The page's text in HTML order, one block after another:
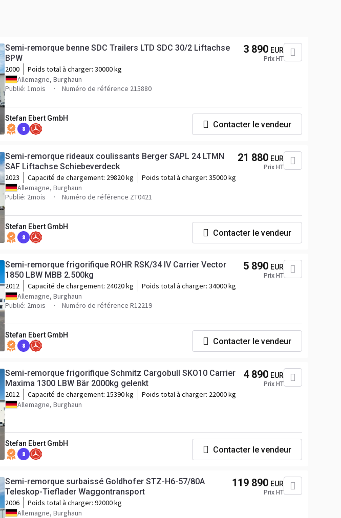
Semi-remorque benne SDC Trailers LTD SDC 30/2 Liftachse
BPW
2000 Poids total à charger: 30000 kg
Allemagne, Burghaun
Publié: 1mois
Numéro de référence 215880
3 890 EUR
Prix HT
Stefan Ebert GmbH
8 Contacter le vendeur
Semi-remorque rideaux coulissants Berger SAPL 24 LTMN
SAF Liftachse Schiebeverdeck
2023 Capacité de chargement: 29820 kg Poids total à charger: 35000 kg
Allemagne, Burghaun
Publié: 2mois
Numéro de référence ZT0421
21 880 EUR
Prix HT
Stefan Ebert GmbH
8 Contacter le vendeur
Semi-remorque frigorifique ROHR RSK/34 IV Carrier Vector
1850 LBW MBB 2.500kg
2012 Capacité de chargement: 24020 kg Poids total à charger: 34000 kg
Allemagne, Burghaun
Publié: 2mois
Numéro de référence R12219
5 890 EUR
Prix HT
Stefan Ebert GmbH
8 Contacter le vendeur
Semi-remorque frigorifique Schmitz Cargobull SKO10 Carrier
Maxima 1300 LBW Bär 2000kg gelenkt
2012 Capacité de chargement: 15390 kg Poids total à charger: 22000 kg
Allemagne, Burghaun
4 890 EUR
Prix HT
Stefan Ebert GmbH
8 Contacter le vendeur
Semi-remorque surbaissé Goldhofer STZ-H6-57/80A
Teleskop-Tieflader Waggontransport
2006 Poids total à charger: 92000 kg
Allemagne, Burghaun
119 890 EUR
Prix HT